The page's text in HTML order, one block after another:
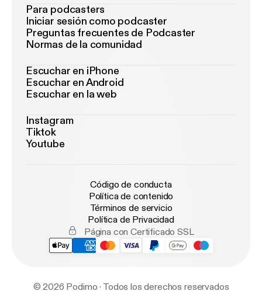
Para podcasters
Iniciar sesión como podcaster
Preguntas frecuentes de Podcaster
Normas de la comunidad
Escuchar en iPhone
Escuchar en Android
Escuchar en la web
Instagram
Tiktok
Youtube
Código de conducta
Política de contenido
Términos de servicio
Política de Privacidad
Página con Certificado SSL
© 2026 Podimo · Todos los derechos reservados